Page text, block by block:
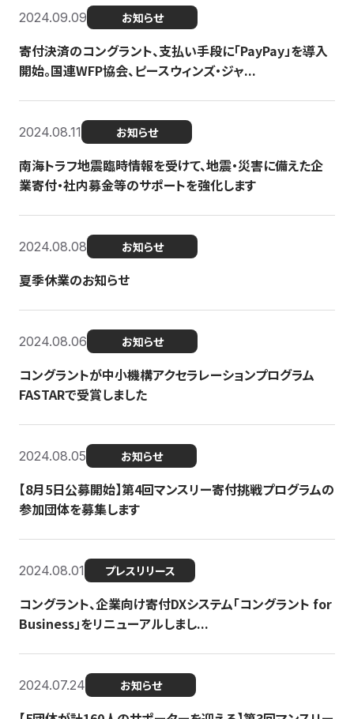
2024.09.09 お知らせ
寄付決済のコングラント、支払い手段に「PayPay」を導入
開始。国連WFP協会、ピースウィンズ・ジャ...
2024.08.11 お知らせ
南海トラフ地震臨時情報を受けて、地震・災害に備えた企
業寄付・社内募金等のサポートを強化します
2024.08.08 お知らせ
夏季休業のお知らせ
2024.08.06 お知らせ
コングラントが中小機構アクセラレーションプログラム
FASTARで受賞しました
2024.08.05 お知らせ
【8月5日公募開始】第4回マンスリー寄付挑戦プログラムの
参加団体を募集します
2024.08.01 プレスリリース
コングラント、企業向け寄付DXシステム「コングラント for
Business」をリニューアルしまし...
2024.07.24 お知らせ